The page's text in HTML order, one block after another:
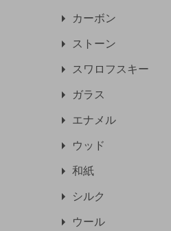
カーボン
ストーン
スワロフスキー
ガラス
エナメル
ウッド
和紙
シルク
ウール